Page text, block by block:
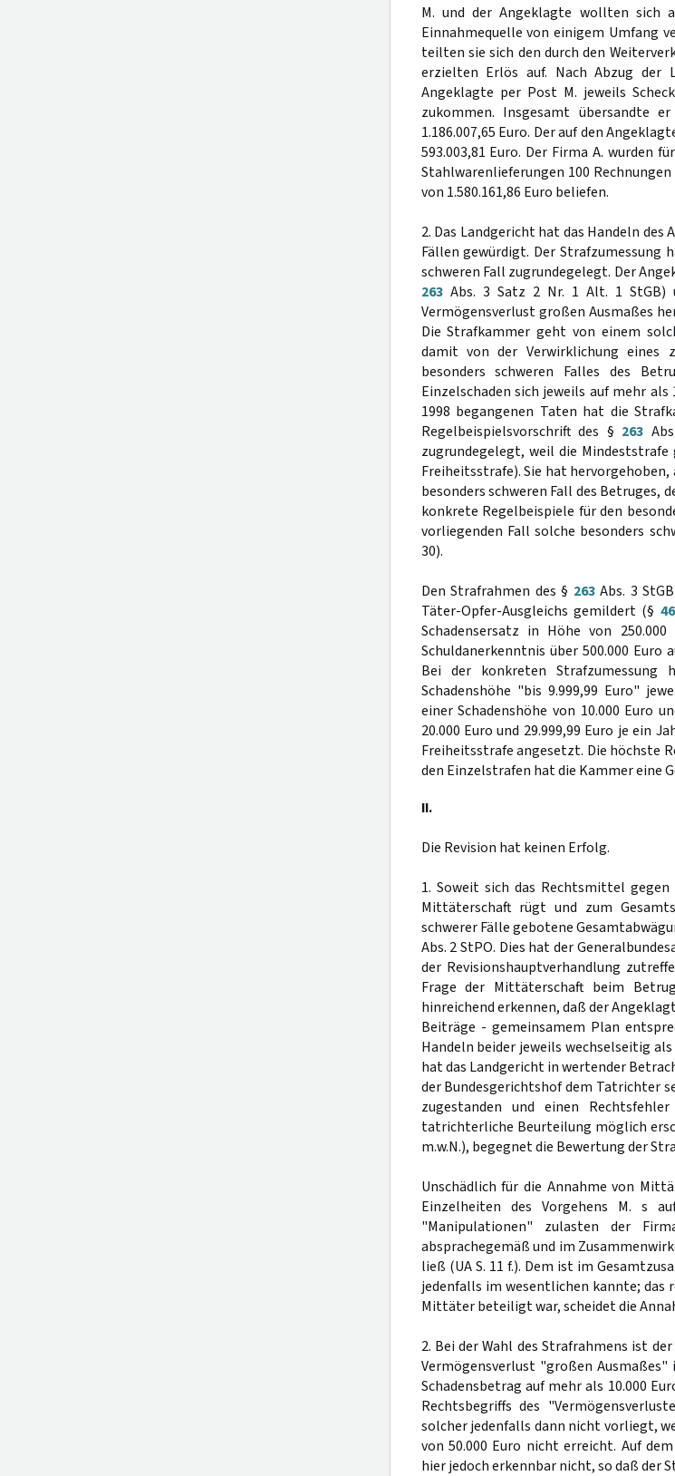
M. und der Angeklagte wollten sich
Einnahmequelle von einigem Umfang
teilten sie sich den durch den
erzielten Erlös auf. Nach Abzug der
Angeklagte per Post M. jeweils
zukommen. Insgesamt übersandte
1.186.007,65 Euro. Der auf den
593.003,81 Euro. Der Firma A. wurden
Stahlwarenlieferungen 100
von 1.580.161,86 Euro beliefen.
2. Das Landgericht hat das Handeln
Fällen gewürdigt. Der Strafzumessung
schweren Fall zugrundegelegt. Der
263Abs. 3 Satz 2 Nr. 1 Alt. 1 StGB)
Vermögensverlust großen Ausmaßes
Die Strafkammer geht von einem
damit von der Verwirklichung eines
besonders schweren Falles des
Einzelschaden sich jeweils auf mehr als
1998 begangenen Taten hat die
Regelbeispielsvorschrift des § 263
zugrundegelegt, weil die
Freiheitsstrafe). Sie hat hervorgehoben,
besonders schweren Fall des Betruges,
konkrete Regelbeispiele für den
vorliegenden Fall solche besonders
30).
Den Strafrahmen des § 263Abs. 3
Täter-Opfer-Ausgleichs gemildert (§
Schadensersatz in Höhe von
Schuldanerkenntnis über 500.000
Bei der konkreten
Schadenshöhe "bis 9.999,99 Euro"
einer Schadenshöhe von 10.000 Euro
20.000 Euro und 29.999,99 Euro je ein
Freiheitsstrafe angesetzt. Die höchste
den Einzelstrafen hat die Kammer eine
II.
Die Revision hat keinen Erfolg.
1. Soweit sich das Rechtsmittel
Mittäterschaft rügt und zum
schwerer Fälle gebotene
Abs. 2 StPO. Dies hat der
der Revisionshauptverhandlung
Frage der Mittäterschaft beim
hinreichend erkennen, daß der
Beiträge - gemeinsamem Plan
Handeln beider jeweils wechselseitig
hat das Landgericht in wertender
der Bundesgerichtshof dem Tatrichter
zugestanden und einen
tatrichterliche Beurteilung möglich
m.w.N.), begegnet die Bewertung der
Unschädlich für die Annahme von
Einzelheiten des Vorgehens M. s
"Manipulationen" zulasten der
absprachegemäß und im
ließ (UA S. 11 f.). Dem ist im
jedenfalls im wesentlichen kannte; das
Mittäter beteiligt war, scheidet die
2. Bei der Wahl des Strafrahmens ist
Vermögensverlust "großen
Schadensbetrag auf mehr als 10.000
Rechtsbegriffs des
solcher jedenfalls dann nicht vorliegt,
von 50.000 Euro nicht erreicht. Auf
hier jedoch erkennbar nicht, so daß der